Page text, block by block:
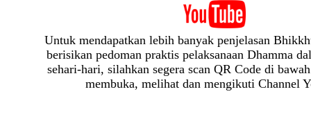
Untuk mendapatkan lebih banyak penjelasan
berisikan pedoman praktis pelaksanaan Dhamma
sehari-hari, silahkan segera scan QR Code di
membuka, melihat dan mengikuti Channel